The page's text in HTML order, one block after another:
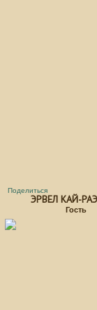
Поделиться
ЭРВЕЛ КАЙ-
Гость